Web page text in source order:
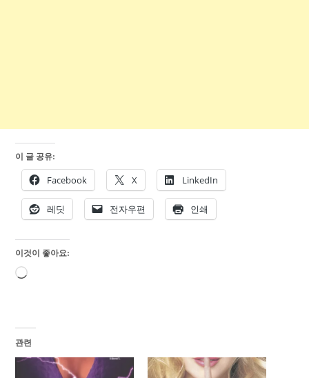
이 글 공유:
Facebook X LinkedIn
레딧 전자우편 인쇄
이것이 좋아요:
로
관련